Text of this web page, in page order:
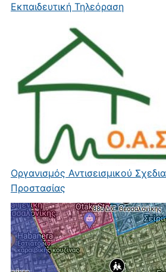
Εκπαιδευτική Τηλεόραση
Οργανισμός Αντισεισμικού
Προστασίας